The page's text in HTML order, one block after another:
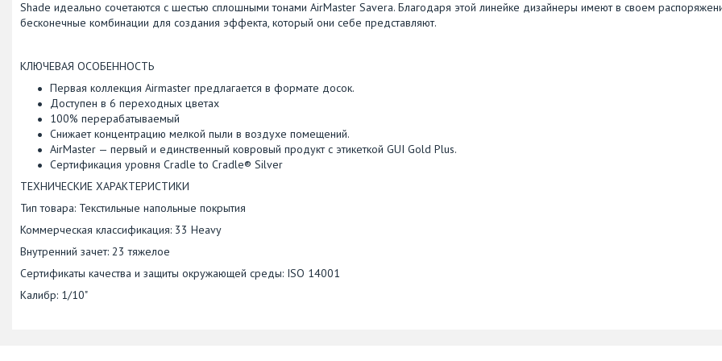
Shade идеально сочетаются с шестью сплошными тонами AirMaster Savera. Благодаря этой линейке дизайнеры имеют в своем
бесконечные комбинации для создания эффекта, который они себе представляют.
КЛЮЧЕВАЯ ОСОБЕННОСТЬ
Первая коллекция Airmaster предлагается в формате досок.
Доступен в 6 переходных цветах
100% перерабатываемый
Снижает концентрацию мелкой пыли в воздухе помещений.
AirMaster — первый и единственный ковровый продукт с этикеткой GUI Gold Plus.
Сертификация уровня Cradle to Cradle® Silver
ТЕХНИЧЕСКИЕ ХАРАКТЕРИСТИКИ
Тип товара: Текстильные напольные покрытия
Коммерческая классификация: 33 Heavy
Внутренний зачет: 23 тяжелое
Сертификаты качества и защиты окружающей среды: ISO 14001
Калибр: 1/10"